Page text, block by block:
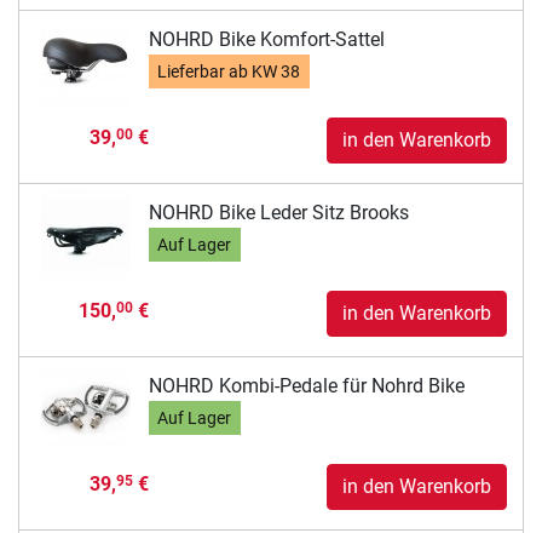
NOHRD Bike Komfort-Sattel
Lieferbar ab KW 38
39,00€ in den Warenkorb
NOHRD Bike Leder Sitz Brooks
Auf Lager
150,00€ in den Warenkorb
NOHRD Kombi-Pedale für Nohrd Bike
Auf Lager
39,95€ in den Warenkorb